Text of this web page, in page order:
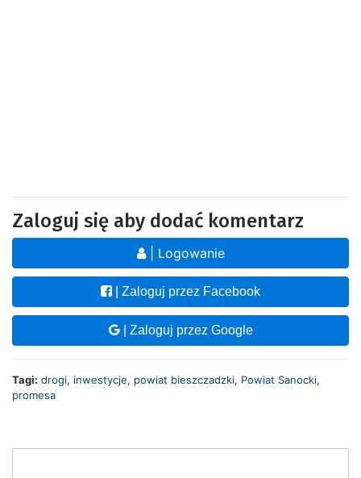
Zaloguj się aby dodać komentarz
| Logowanie
| Zaloguj przez Facebook
| Zaloguj przez Google
Tagi: drogi, inwestycje, powiat bieszczadzki, Powiat Sanocki,
promesa